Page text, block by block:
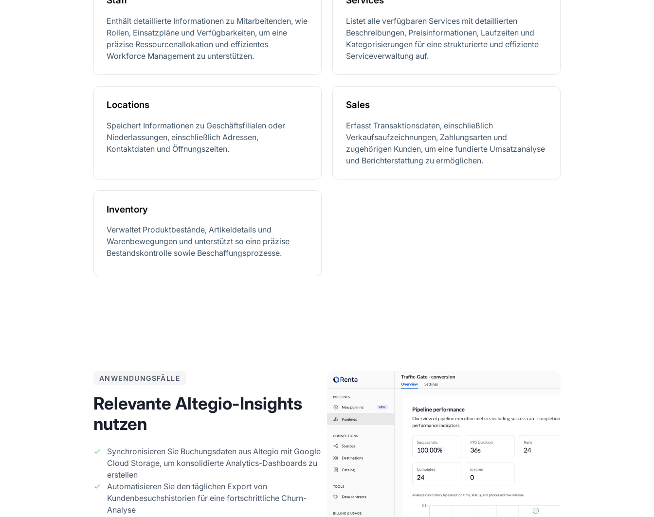
Enthält detaillierte Informationen zu Mitarbeitenden, wie
Rollen, Einsatzpläne und Verfügbarkeiten, um eine
präzise Ressourcenallokation und effizientes
Workforce Management zu unterstützen.
Listet alle verfügbaren Services mit detaillierten
Beschreibungen, Preisinformationen, Laufzeiten und
Kategorisierungen für eine strukturierte und effiziente
Serviceverwaltung auf.
Locations
Speichert Informationen zu Geschäftsfilialen oder
Niederlassungen, einschließlich Adressen,
Kontaktdaten und Öffnungszeiten.
Sales
Erfasst Transaktionsdaten, einschließlich
Verkaufsaufzeichnungen, Zahlungsarten und
zugehörigen Kunden, um eine fundierte Umsatzanalyse
und Berichterstattung zu ermöglichen.
Inventory
Verwaltet Produktbestände, Artikeldetails und
Warenbewegungen und unterstützt so eine präzise
Bestandskontrolle sowie Beschaffungsprozesse.
ANWENDUNGSFÄLLE
Relevante Altegio-Insights
nutzen
Synchronisieren Sie Buchungsdaten aus Altegio mit Google
Cloud Storage, um konsolidierte Analytics-Dashboards zu
erstellen
Automatisieren Sie den täglichen Export von
Kundenbesuchshistorien für eine fortschrittliche Churn-
Analyse